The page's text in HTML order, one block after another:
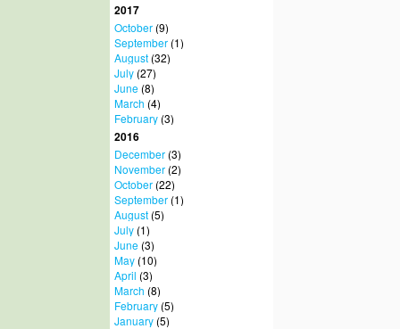
2017
October(9)
September(1)
August(32)
July(27)
June(8)
March (4)
February(3)
2016
December(3)
November(2)
October(22)
September(1)
August(5)
July(1)
June(3)
May(10)
April (3)
March (8)
February(5)
January(5)